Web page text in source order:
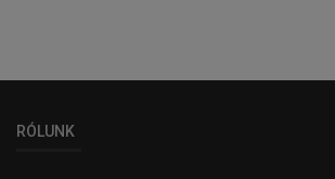
RÓLUNK